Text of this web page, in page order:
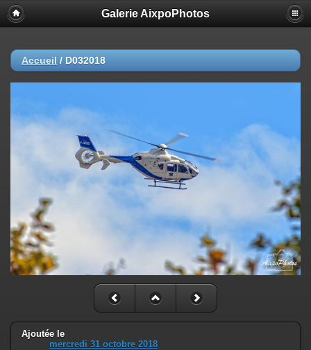
Galerie AixpoPhotos
Accueil / D032018
Ajoutée le
mercredi 31 octobre 2018